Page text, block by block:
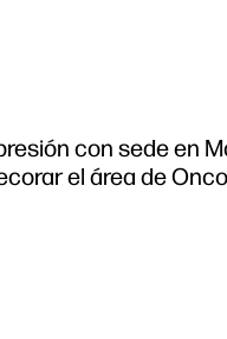
con sede en
el área de